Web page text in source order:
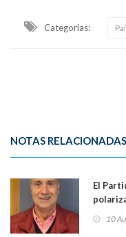
Categorias:
NOTAS RELACIONADAS
El
10